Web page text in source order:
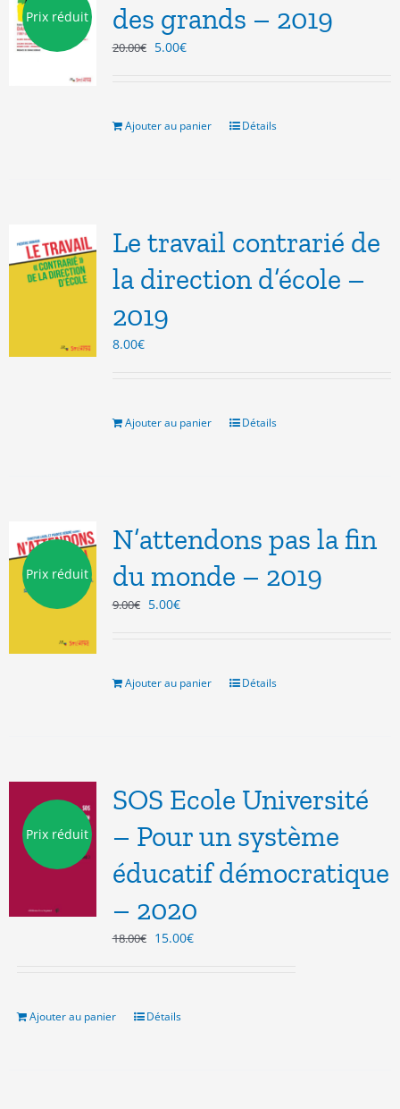
Prix réduit
des grands – 2019
20.00€ Le
20.00€.
5.00€Le
5.00€.
Ajouter au panier Détails
Le travail contrarié de
la direction d’école –
2019
8.00€
Ajouter au panier Détails
Prix réduit
N’attendons pas la fin
du monde – 2019
9.00€ Le
9.00€.
5.00€Le
5.00€.
Ajouter au panier Détails
Prix réduit
SOS Ecole Université
– Pour un système
éducatif démocratique
– 2020
18.00€ Le
18.00€.
15.00€Le
Ajouter au panier Détails